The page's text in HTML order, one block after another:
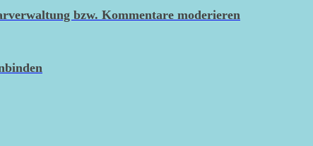
bzw. Kommentare moderieren